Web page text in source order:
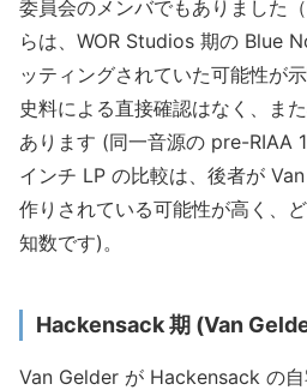
委員会のメンバでもありました
らは、WOR Studios 期の Blue
ッティングされていた可能性が
史料による直接確認はなく、ま
あります (同一音源の pre-RIAA
インチ LP の比較は、後者が
作りされている可能性が高く、
知数です)。
Hackensack 期 (Van
Van Gelder が Hackensack の